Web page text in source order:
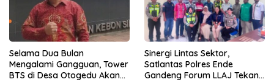
Selama Dua Bulan
Mengalami Gangguan, Tower
BTS di Desa Otogedu Akan
Sinergi Lintas Sektor,
Satlantas Polres Ende
Gandeng Forum LLAJ Tekan